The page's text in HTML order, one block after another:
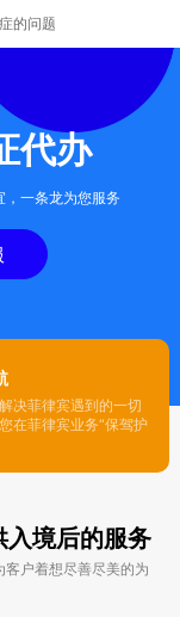
的问题
代办
一条龙为您服务
决菲律宾遇到的一切
在菲律宾业务“保驾护
入境后的服务
户着想尽善尽美的为